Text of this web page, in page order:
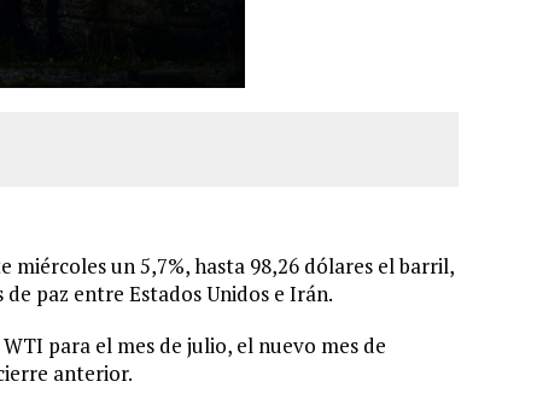
un 5,7%, hasta 98,26 dólares el barril,
paz entre Estados Unidos e Irán.
para el mes de julio, el nuevo mes de
anterior.